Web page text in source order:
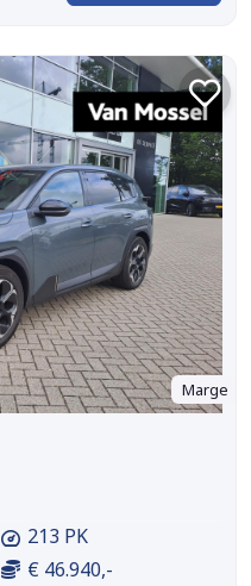
Marge
213 PK
€ 46.940,-